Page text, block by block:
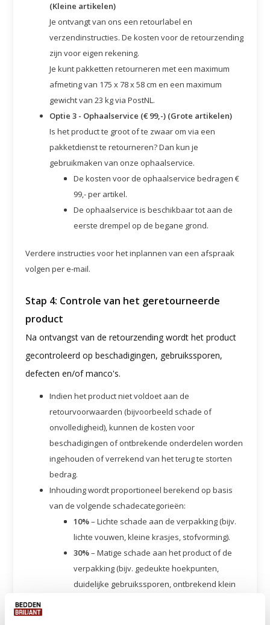
(Kleine artikelen)
Je ontvangt van ons een retourlabel en
verzendinstructies. De kosten voor de retourzending
zijn voor eigen rekening.
Je kuntpakketten retourneren met een maximum
afmeting van 175 x 78 x 58 cm en een maximum
gewicht van 23 kg via PostNL.
Optie 3 - Ophaalservice (€ 99,-) (Grote artikelen)
Is het product te groot of te zwaar om via een
pakketdienst te retourneren? Dan kun je
gebruikmaken van onze ophaalservice.
De kosten voor de ophaalservice bedragen €
99,- per artikel.
De ophaalservice is beschikbaar tot aan de
eerste drempel op de begane grond.
Verdere instructies voor het inplannen van een afspraak
volgen per e-mail.
Stap 4: Controle van het geretourneerde
product
Na ontvangst van de retourzending wordt het product
gecontroleerd op beschadigingen, gebruikssporen,
defecten en/of manco's.
Indien het product niet voldoet aan de
retourvoorwaarden (bijvoorbeeld schade of
onvolledigheid), kunnen de kosten voor
beschadigingen of ontbrekende onderdelen worden
ingehouden of verrekend van het terug te storten
bedrag.
Inhouding wordt proportioneel berekend op basis
van de volgende schadecategorieën:
10%– Lichte schade aan de verpakking (bijv.
lichte vouwen, kleine krasjes, stofvorming).
30%– Matige schade aan het product of de
verpakking (bijv. gedeukte hoekpunten,
duidelijke gebruikssporen, ontbrekend klein